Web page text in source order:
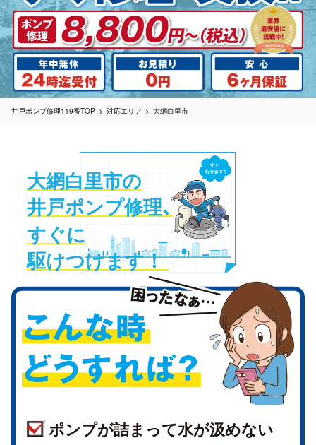
井戸ポンプ修理119番TOP 対応エリア 大網白里市
大網白里市の
井戸ポンプ修理、
すぐに
駆けつけます！
ポンプが詰まって水が汲めない